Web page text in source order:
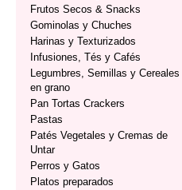
Frutos Secos & Snacks
Gominolas y Chuches
Harinas y Texturizados
Infusiones, Tés y Cafés
Legumbres, Semillas y Cereales
en grano
Pan Tortas Crackers
Pastas
Patés Vegetales y Cremas de
Untar
Perros y Gatos
Platos preparados